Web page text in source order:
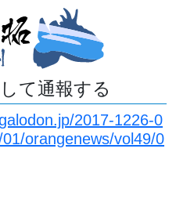
て通報する
2017-1226-0
orangenews/vol49/0